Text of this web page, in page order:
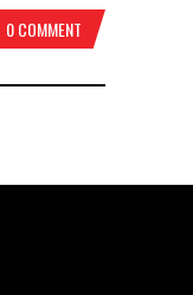
0 COMMENT